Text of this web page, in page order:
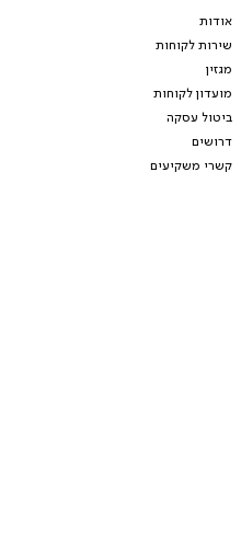
אודות
שירות לקוחות
מגזין
מועדון לקוחות
ביטול עסקה
דרושים
קשרי משקיעים